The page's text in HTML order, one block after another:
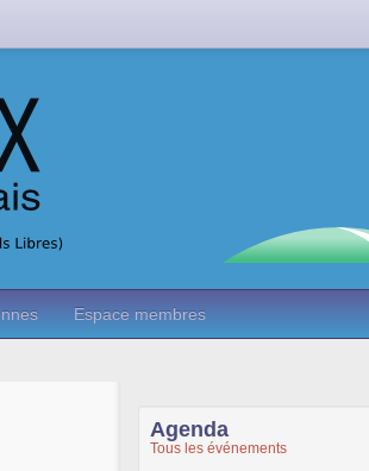
Espace membres
Agenda
Tous les événements